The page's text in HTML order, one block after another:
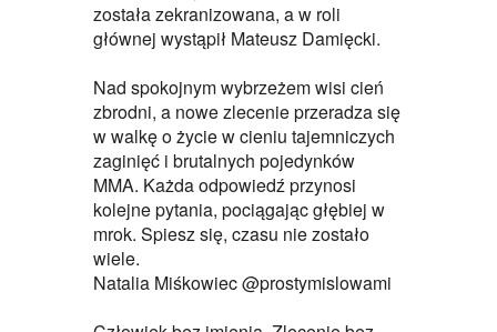
została zekranizowana, a w roli
głównej wystąpił Mateusz Damięcki.
Nad spokojnym wybrzeżem wisi cień
zbrodni, a nowe zlecenie przeradza się
w walkę o życie w cieniu tajemniczych
zaginięć i brutalnych pojedynków
MMA. Każda odpowiedź przynosi
kolejne pytania, pociągając głębiej w
mrok. Spiesz się, czasu nie zostało
wiele.
Natalia Miśkowiec @prostymislowami